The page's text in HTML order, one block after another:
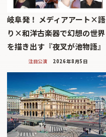
岐阜発！ メディアアート×語
り×和洋古楽器で幻想の世界
を描き出す『夜叉が池物語』
注目公演 2026年8月5日